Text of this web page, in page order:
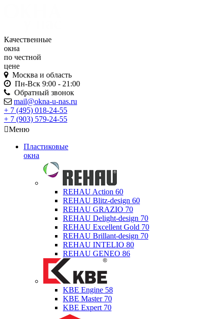
Качественные
окна
по честной
цене
Москва и область
Пн-Вск 9:00 - 21:00
Обратный звонок
mail@okna-u-nas.ru
+ 7 (495) 018-24-55
+ 7 (903) 579-24-55
Меню
Пластиковые
окна
REHAU Action 60
REHAU Blitz-design 60
REHAU GRAZIO 70
REHAU Delight-design 70
REHAU Excellent Gold 70
REHAU Brillant-design 70
REHAU INTELIO 80
REHAU GENEO 86
KBE Engine 58
KBE Master 70
KBE Expert 70